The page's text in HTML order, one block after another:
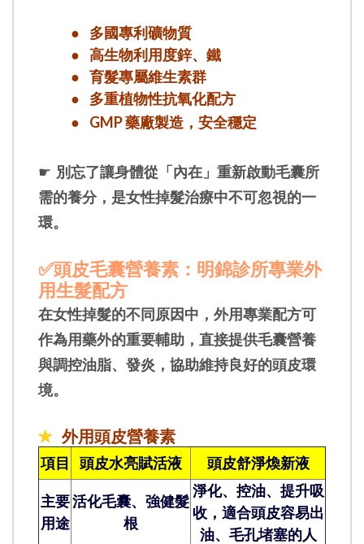
● 多國專利礦物質
● 高生物利用度鋅、鐵
● 育髮專屬維生素群
● 多重植物性抗氧化配方
● GMP 藥廠製造，安全穩定
☛ 別忘了讓身體從「內在」重新啟動毛囊所
需的養分，是女性掉髮治療中不可忽視的一
環。
✅頭皮毛囊營養素 ：明錦診所專業外
用生髮配方
在女性掉髮的不同原因中，外用專業配方可
作為用藥外的重要輔助，直接提供毛囊營養
與調控油脂、發炎，協助維持良好的頭皮環
境。
✯ 外用頭皮營養素
項目 頭皮水亮賦活液 頭皮舒淨煥新液
主要
用途
活化毛囊、強健髮
根
淨化、控油、提升吸
收，適合頭皮容易出
油、毛孔堵塞的人